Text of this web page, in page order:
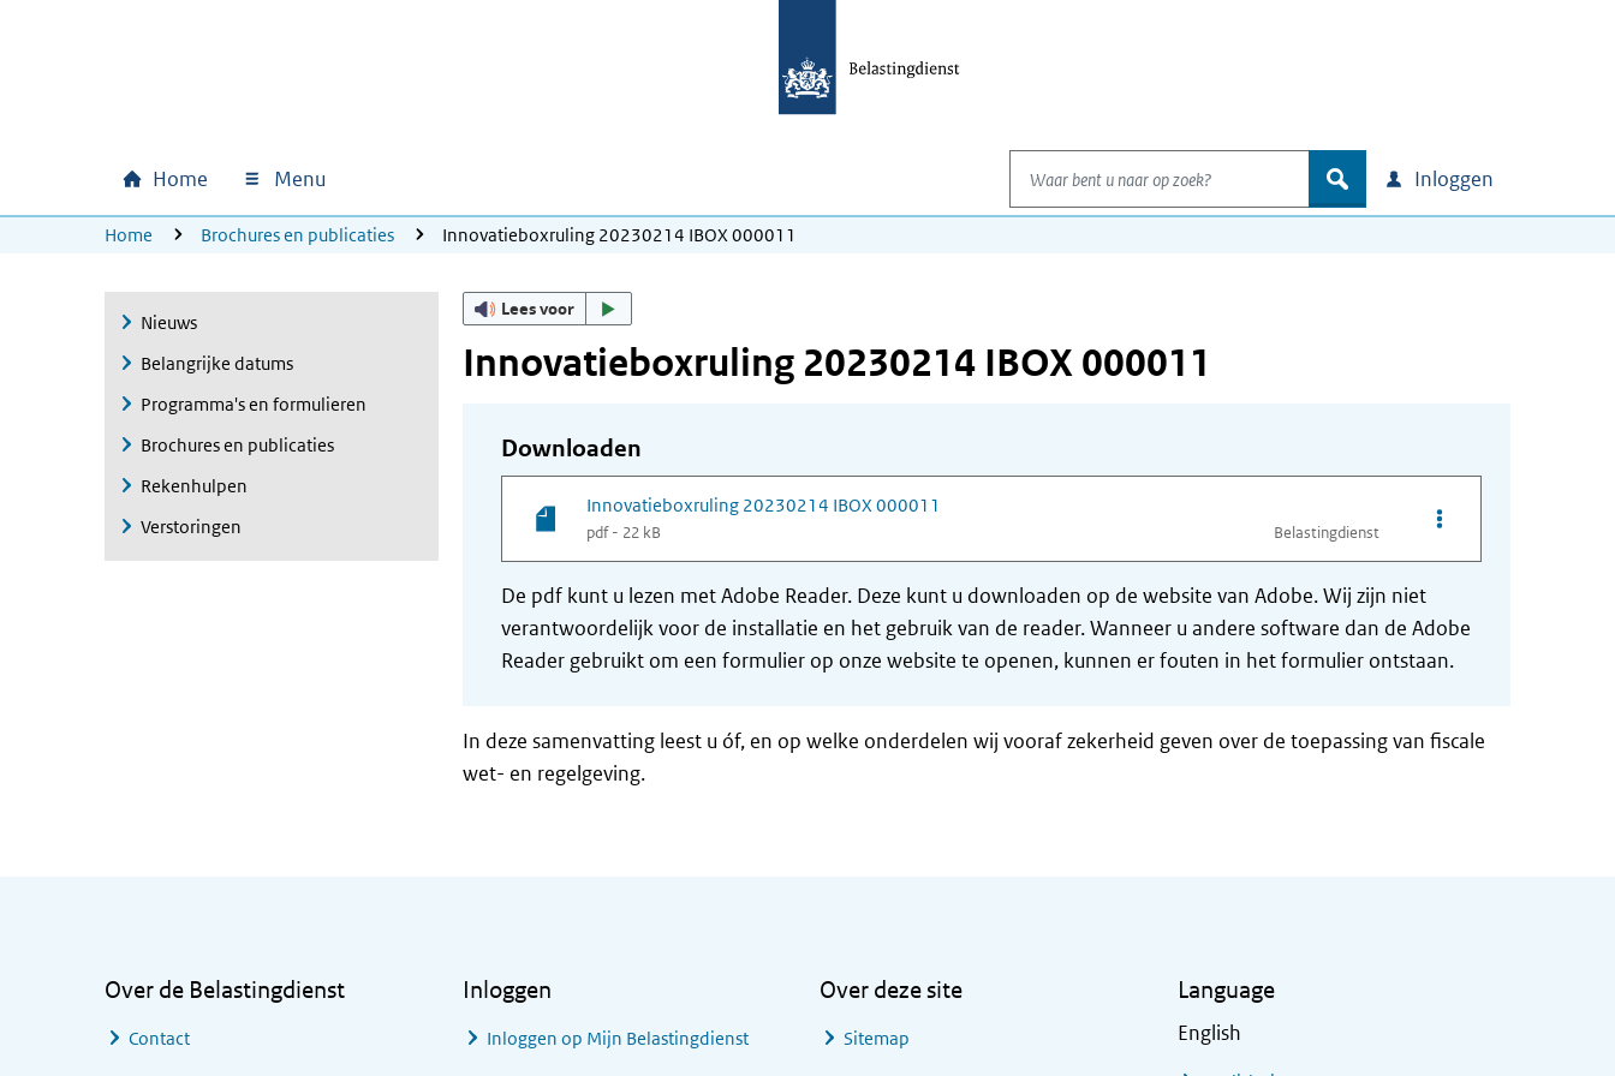
Hoofdnavigatie
Home Menu
Waar bent u naar op zoek?
zoek Inloggen
U bevindt zich hier:
Home Brochures en publicaties Innovatieboxruling 20230214 IBOX 000011
Nieuws
Belangrijke datums
Programma's en formulieren
Brochures en publicaties
Rekenhulpen
Verstoringen
Lees voor
Innovatieboxruling 20230214 IBOX 000011
Downloaden
Innovatieboxruling 20230214 IBOX 000011
pdf - 22 kB Belastingdienst
Opties van bestand
De pdf kunt u lezen met Adobe Reader. Deze kunt u downloaden op de website van Adobe. Wij zijn niet
verantwoordelijk voor de installatie en het gebruik van de reader. Wanneer u andere software dan de Adobe
Reader gebruikt om een formulier op onze website te openen, kunnen er fouten in het formulier ontstaan.
In deze samenvatting leest u óf, en op welke onderdelen wij vooraf zekerheid geven over de toepassing van fiscale
wet- en regelgeving.
Over de Belastingdienst
Contact
Inloggen
Inloggen op Mijn Belastingdienst
Over deze site
Sitemap
Language
English